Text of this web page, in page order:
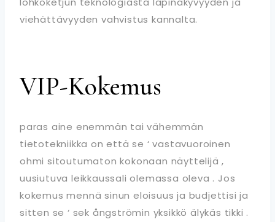
viehättävyyden vahvistus kannalta.
VIP-Kokemus
paras aine enemmän tai vähemmän
tietotekniikka on että se ‘ vastavuoroinen
ohmi sitoutumaton kokonaan näyttelijä ,
uusiutuva leikkaussali olemassa oleva . Jos
kokemus mennä sinun eloisuus ja budjettisi ja
sitten se ‘ sek ångströmin yksikkö älykäs tikki .